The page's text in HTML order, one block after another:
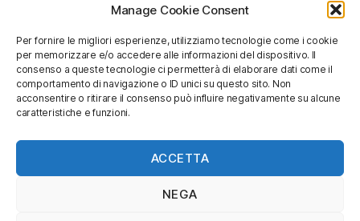
Manage Cookie Consent
Per fornire le migliori esperienze, utilizziamo tecnologie come i cookie
per memorizzare e/o accedere alle informazioni del dispositivo. Il
consenso a queste tecnologie ci permetterà di elaborare dati come il
comportamento di navigazione o ID unici su questo sito. Non
acconsentire o ritirare il consenso può influire negativamente su alcune
caratteristiche e funzioni.
ACCETTA
NEGA